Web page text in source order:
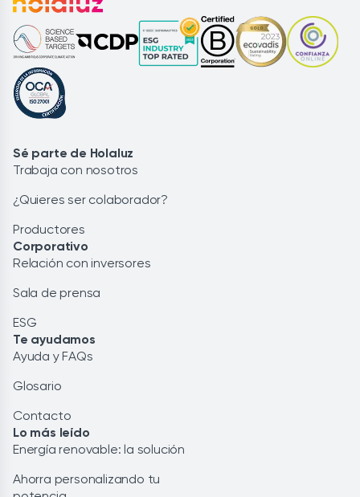
Sé parte de Holaluz
Trabaja con nosotros
¿Quieres ser colaborador?
Productores
Corporativo
Relación con inversores
Sala de prensa
ESG
Te ayudamos
Ayuda y FAQs
Glosario
Contacto
Lo más leído
Energía renovable: la solución
Ahorra personalizando tu